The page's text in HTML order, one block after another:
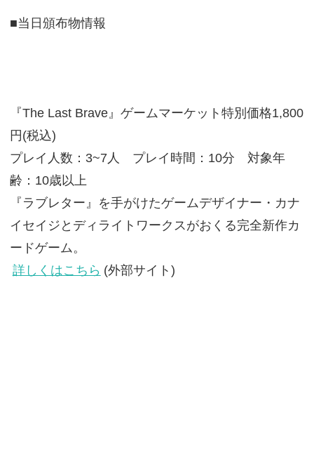
■当日頒布物情報
『The Last Brave』ゲームマーケット特別価格1,800
円(税込)
プレイ人数：3~7人 プレイ時間：10分 対象年
齢：10歳以上
『ラブレター』を手がけたゲームデザイナー・カナ
イセイジとディライトワークスがおくる完全新作カ
ードゲーム。
詳しくはこちら (外部サイト)